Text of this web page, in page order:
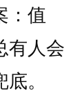
：值
有人会
。